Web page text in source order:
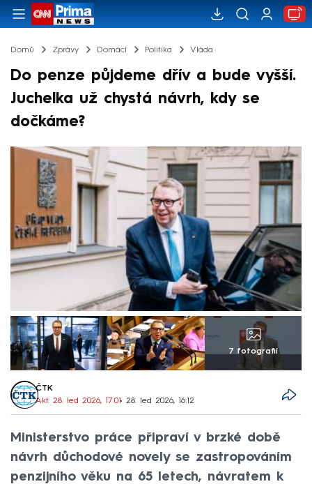
Domů Zprávy Domácí Politika Vláda
Do penze půjdeme dřív a bude vyšší.
Juchelka už chystá návrh, kdy se
dočkáme?
7 fotografií
ČTK
Akt. 28. led 2026, 17:01• 28. led 2026, 16:12
Ministerstvo práce připraví v brzké době
návrh důchodové novely se zastropováním
penzijního věku na 65 letech, návratem k